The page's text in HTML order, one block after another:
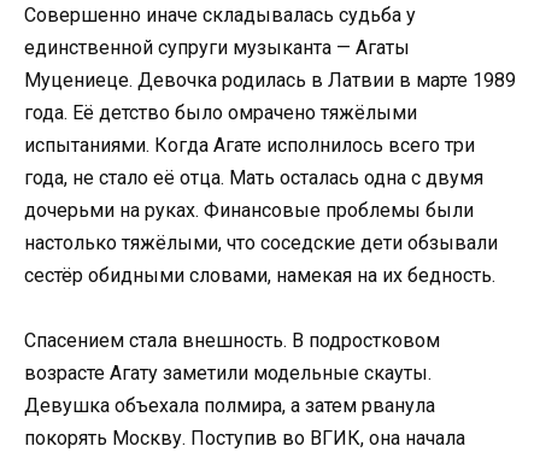
Совершенно иначе складывалась судьба у
единственной супруги музыканта — Агаты
Муцениеце. Девочка родилась в Латвии в марте 1989
года. Её детство было омрачено тяжёлыми
испытаниями. Когда Агате исполнилось всего три
года, не стало её отца. Мать осталась одна с двумя
дочерьми на руках. Финансовые проблемы были
настолько тяжёлыми, что соседские дети обзывали
сестёр обидными словами, намекая на их бедность.
Спасением стала внешность. В подростковом
возрасте Агату заметили модельные скауты.
Девушка объехала полмира, а затем рванула
покорять Москву. Поступив во ВГИК, она начала